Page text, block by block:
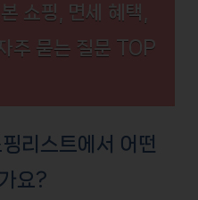
쇼핑, 면세 혜택,
주 묻는 질문 TOP
리스트에서 어떤
요?